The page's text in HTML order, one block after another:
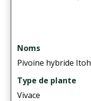
Noms
Pivoine hybride Itoh
Type de plante
Vivace